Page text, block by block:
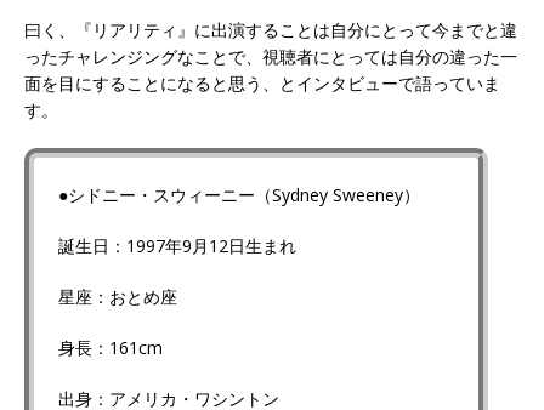
曰く、『リアリティ』に出演することは自分にとって今までと違
ったチャレンジングなことで、視聴者にとっては自分の違った一
面を目にすることになると思う、とインタビューで語っていま
す。
●シドニー・スウィーニー（Sydney Sweeney）
誕生日：1997年9月12日生まれ
星座：おとめ座
身長：161cm
出身：アメリカ・ワシントン